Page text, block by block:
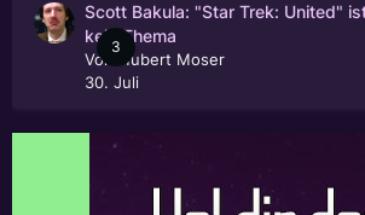
3
Scott Bakula: "Star Trek: United"
kein Thema
Von
Hubert Moser
30. Juli